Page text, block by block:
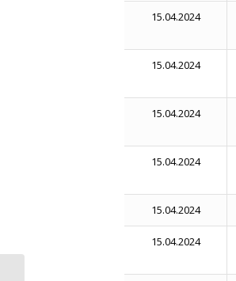
15.04.2024
15.04.2024
15.04.2024
15.04.2024
15.04.2024
15.04.2024